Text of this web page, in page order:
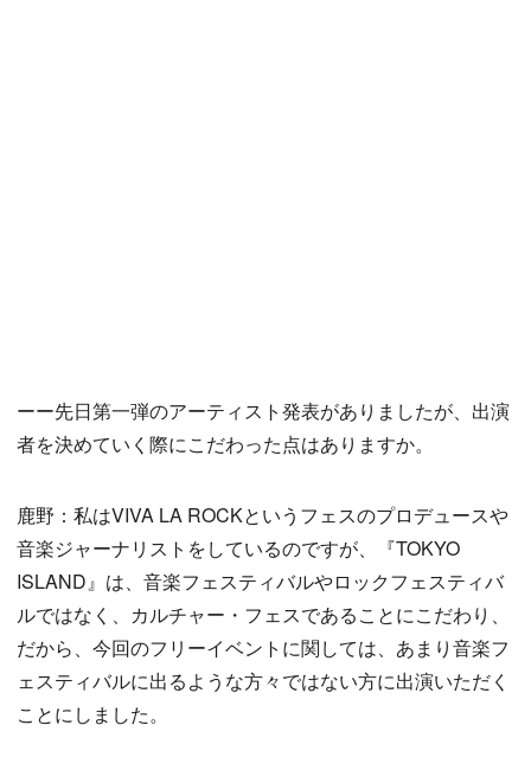
ーー先日第一弾のアーティスト発表がありましたが、出演
者を決めていく際にこだわった点はありますか。
鹿野：私はVIVA LA ROCKというフェスのプロデュースや
音楽ジャーナリストをしているのですが、『TOKYO
ISLAND』は、音楽フェスティバルやロックフェスティバ
ルではなく、カルチャー・フェスであることにこだわり、
だから、今回のフリーイベントに関しては、あまり音楽フ
ェスティバルに出るような方々ではない方に出演いただく
ことにしました。